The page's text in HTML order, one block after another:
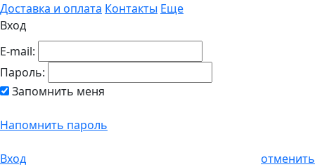
Доставка и оплата Контакты Еще
Вход
E-mail:
Пароль:
Запомнить меня
Напомнить пароль
Вход отменить